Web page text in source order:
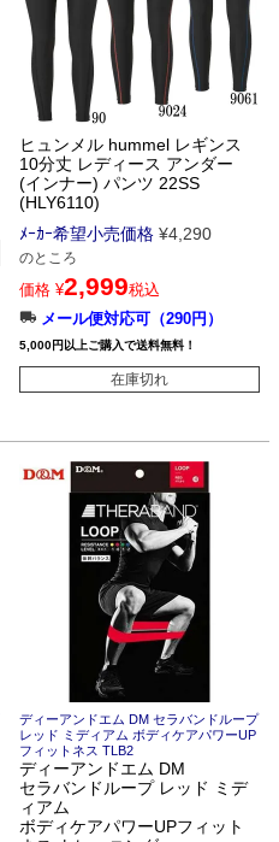
ヒュンメル hummel レギンス
10分丈 レディース アンダー
(インナー) パンツ 22SS
(HLY6110)
ﾒｰｶｰ希望小売価格 ¥4,290
のところ
価格 ¥2,999税込
メール便対応可（290円）
5,000円以上ご購入で送料無料！
在庫切れ
ディーアンドエム DM セラバンドループ
レッド ミディアム ボディケアパワーUP
フィットネス TLB2
ディーアンドエム DM
セラバンドループ レッド ミデ
ィアム
ボディケアパワーUPフィット